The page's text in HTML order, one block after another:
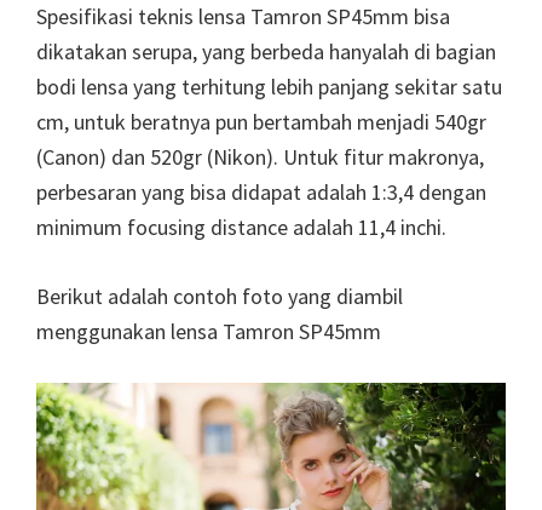
Spesifikasi teknis lensa Tamron SP45mm bisa
dikatakan serupa, yang berbeda hanyalah di bagian
bodi lensa yang terhitung lebih panjang sekitar satu
cm, untuk beratnya pun bertambah menjadi 540gr
(Canon) dan 520gr (Nikon). Untuk fitur makronya,
perbesaran yang bisa didapat adalah 1:3,4 dengan
minimum focusing distance adalah 11,4 inchi.
Berikut adalah contoh foto yang diambil
menggunakan lensa Tamron SP45mm